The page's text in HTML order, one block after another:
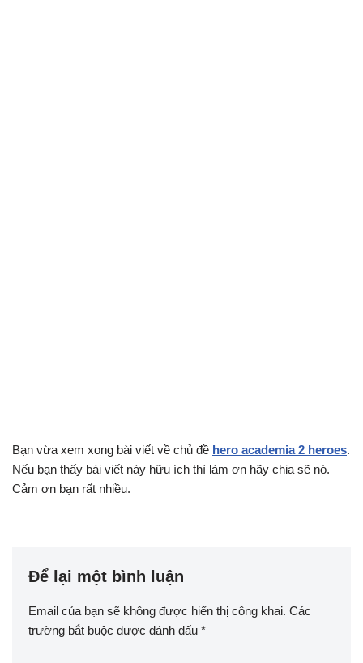
Bạn vừa xem xong bài viết về chủ đề hero academia 2 heroes.
Nếu bạn thấy bài viết này hữu ích thì làm ơn hãy chia sẽ nó.
Cảm ơn bạn rất nhiều.
Để lại một bình luận
Email của bạn sẽ không được hiển thị công khai. Các
trường bắt buộc được đánh dấu *